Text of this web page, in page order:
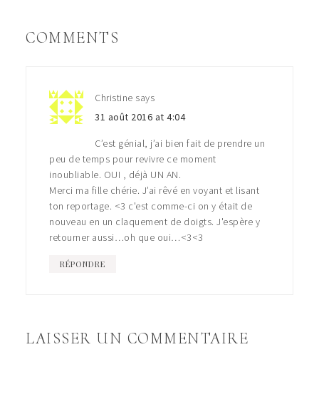
COMMENTS
Christine says
31 août 2016 at 4:04
C’est génial, j’ai bien fait de prendre un
peu de temps pour revivre ce moment
inoubliable. OUI , déjà UN AN.
Merci ma fille chérie. J’ai rêvé en voyant et lisant
ton reportage. <3 c'est comme-ci on y était de
nouveau en un claquement de doigts. J'espère y
retourner aussi…oh que oui…<3<3
RÉPONDRE
LAISSER UN COMMENTAIRE